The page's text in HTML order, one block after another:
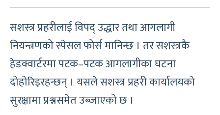
सशस्त्र प्रहरीलाई विपद् उद्धार तथा आगलागी
नियन्त्रणको स्पेसल फोर्स मानिन्छ । तर सशस्त्रकै
हेडक्वार्टरमा पटक–पटक आगलागीका घटना
दोहोरिइरहन्छन् । यसले सशस्त्र प्रहरी कार्यालयको
सुरक्षामा प्रश्नसमेत उब्जाएको छ ।